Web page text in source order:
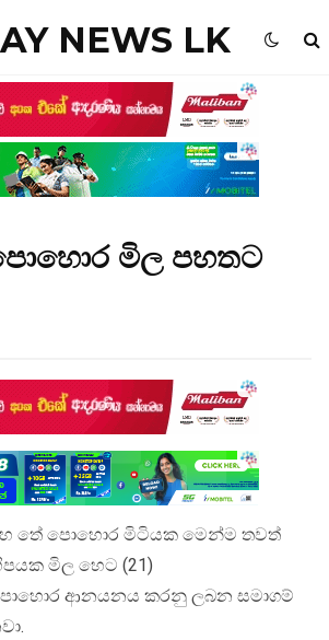
NEWS LK
මිල පහතට
තේ පොහොර මිටියක මෙන්ම තවත්
මිල හෙට (21)
ආනයනය කරනු ලබන සමාගම්